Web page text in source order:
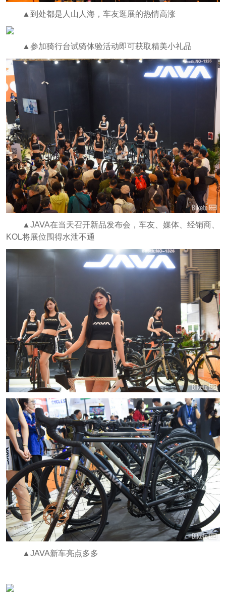
▲到处都是人山人海，车友逛展的热情高涨
▲参加骑行台试骑体验活动即可获取精美小礼品
▲JAVA在当天召开新品发布会，车友、媒体、经销商、
KOL将展位围得水泄不通
▲JAVA新车亮点多多